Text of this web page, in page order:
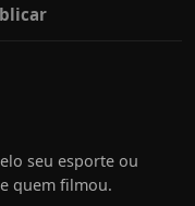
seu esporte ou
quem filmou.